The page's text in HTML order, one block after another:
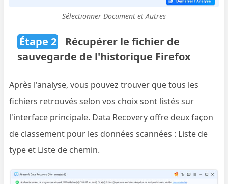
Sélectionner Document et Autres
Étape 2
Récupérer le fichier de
sauvegarde de l'historique Firefox
Après l'analyse, vous pouvez trouver que tous les
fichiers retrouvés selon vos choix sont listés sur
l'interface principale. Data Recovery offre deux façon
de classement pour les données scannées : Liste de
type et Liste de chemin.